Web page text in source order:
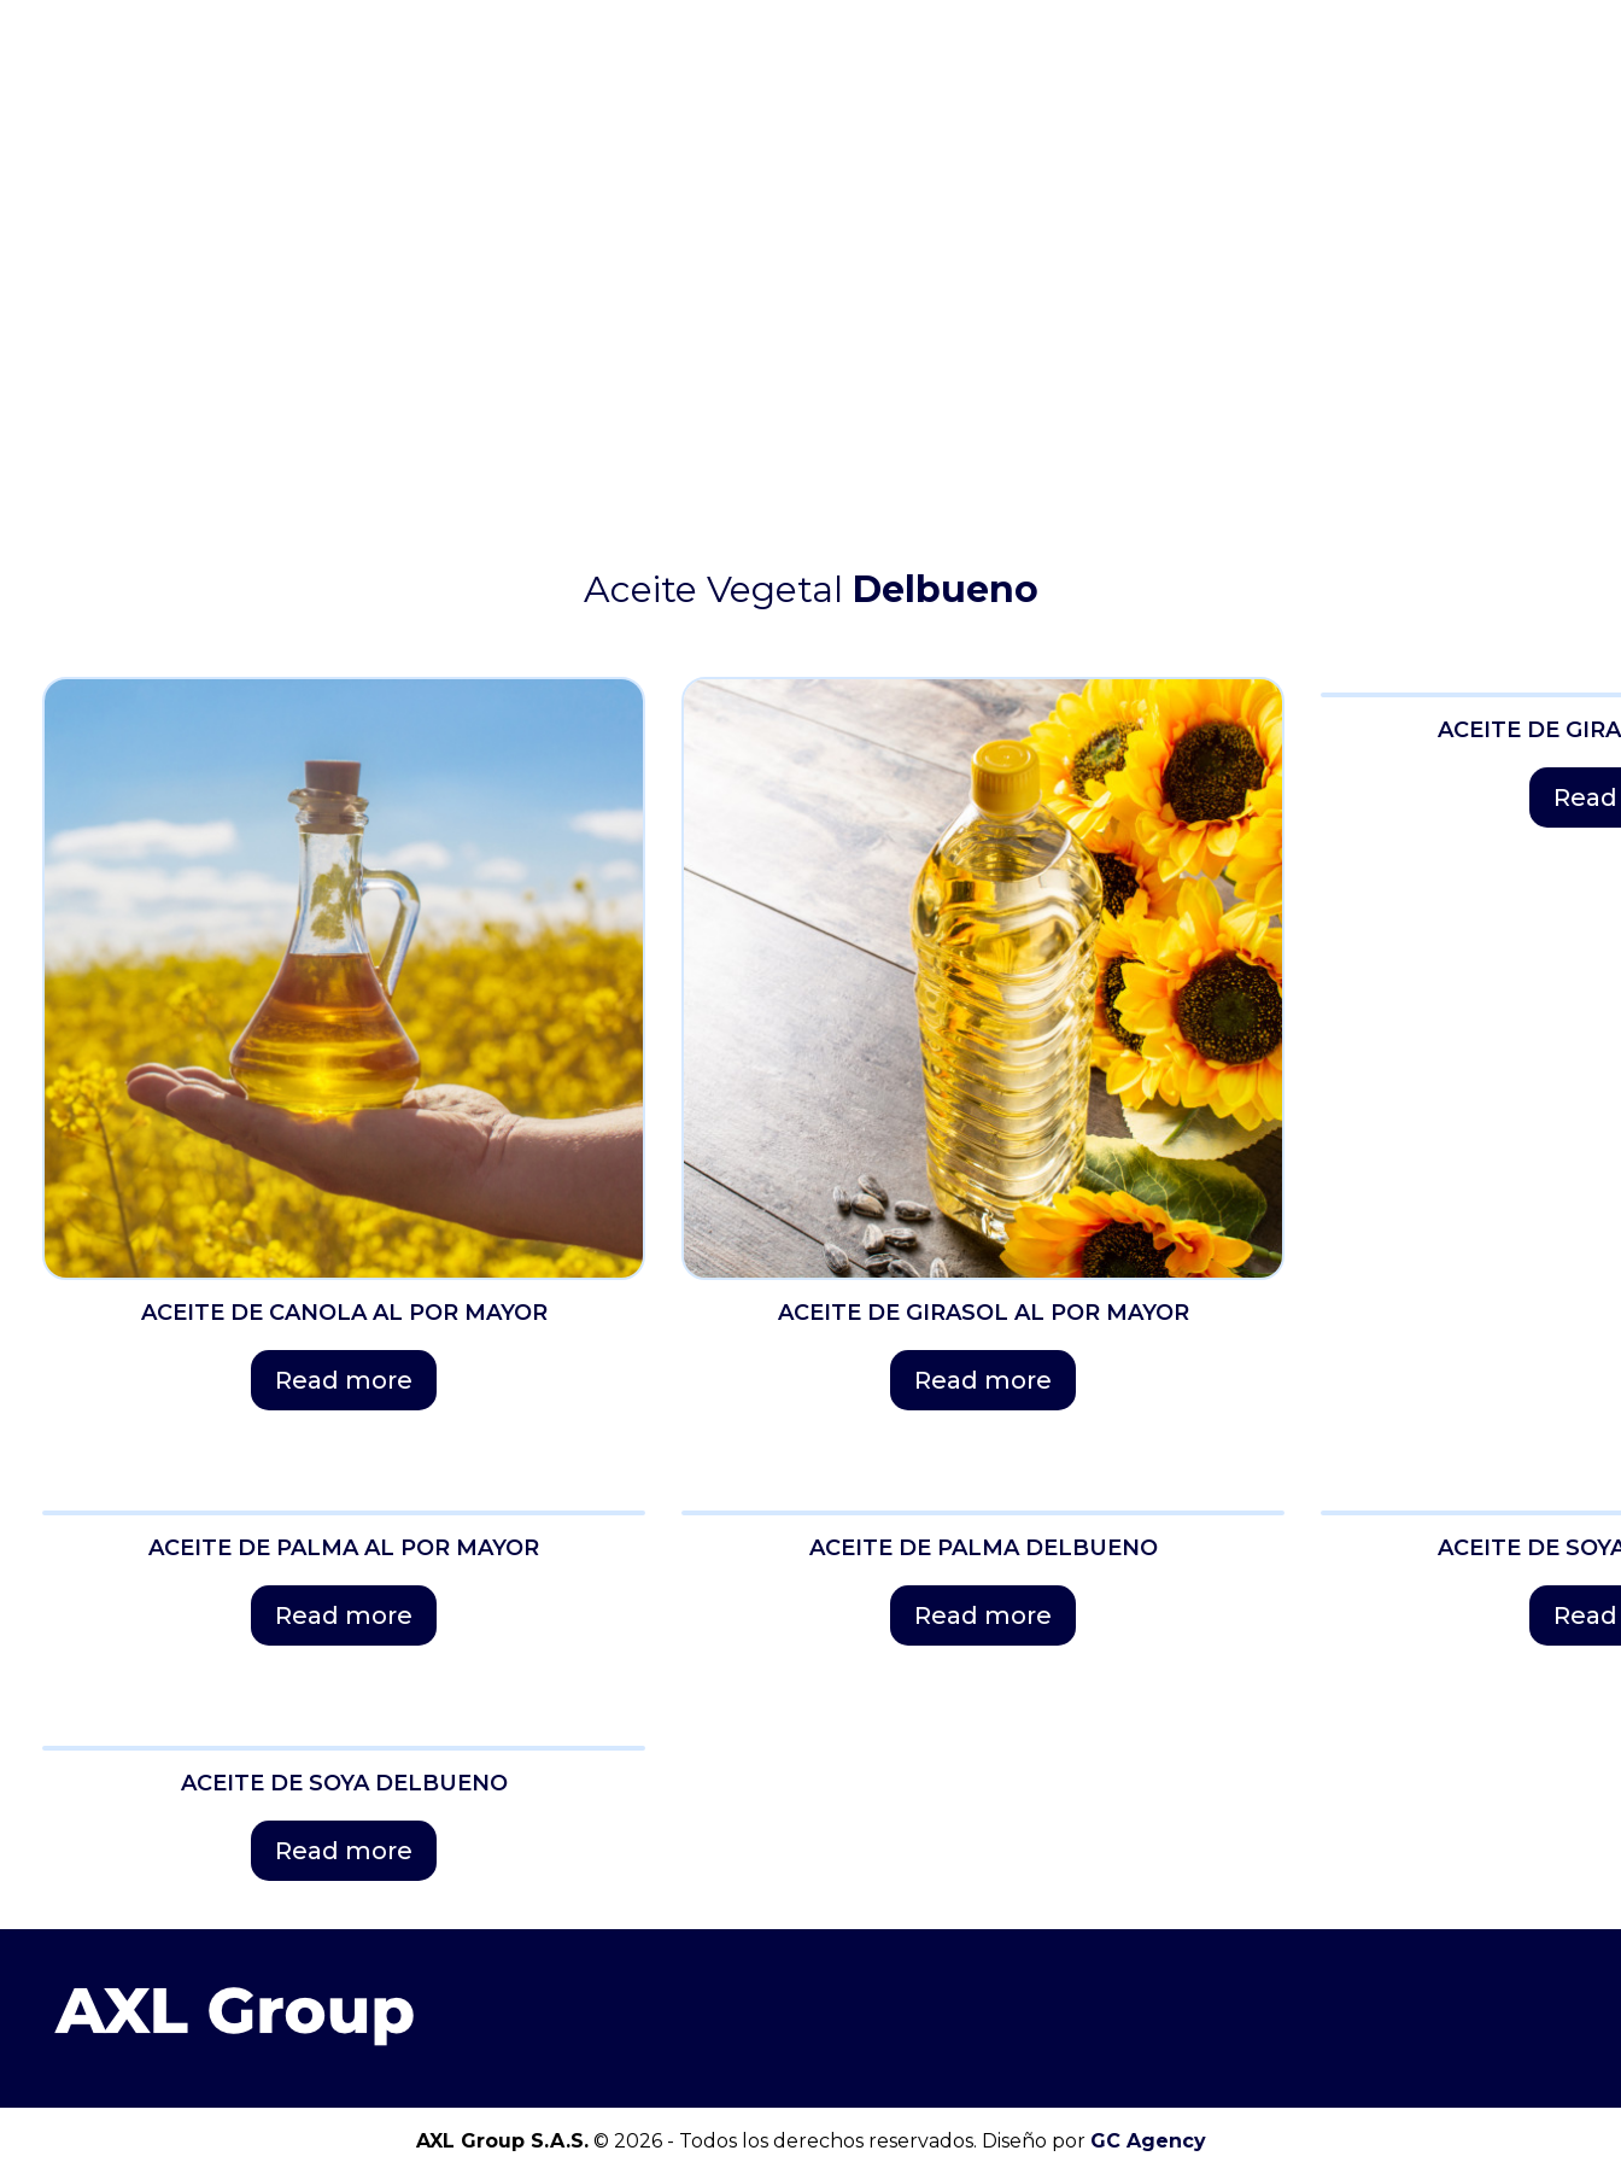
Aceite Vegetal Delbueno
ACEITE DE CANOLA AL POR MAYOR
Read more
ACEITE DE GIRASOL AL POR MAYOR
Read more
ACEITE DE
ACEITE DE PALMA AL POR MAYOR
Read more
ACEITE DE PALMA DELBUENO
Read more
ACEITE DE
ACEITE DE SOYA DELBUENO
Read more
AXL Group S.A.S.© 2026 - Todos los derechos reservados. Diseño por GC Agency